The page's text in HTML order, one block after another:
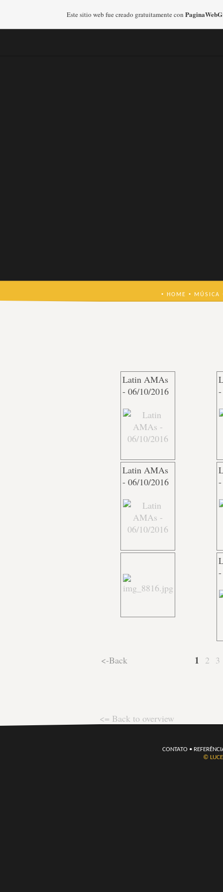
• HOME • MÚSICA
Latin AMAs
- 06/10/2016
Latin AMAs
- 06/10/2016
<-Back 1 2 3
<= Back to overview
CONTATO •
©
Este sitio web fue creado gratuitamente con